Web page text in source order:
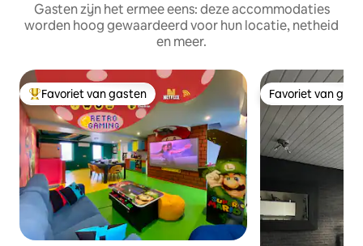
Gasten zijn het ermee eens: deze accommodaties
worden hoog gewaardeerd voor hun locatie, netheid
en meer.
Topfavoriet van gasten
Favoriet van gasten Favoriet van
Favoriet van